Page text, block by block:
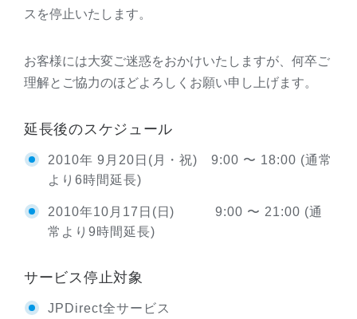
スを停止いたします。
お客様には大変ご迷惑をおかけいたしますが、何卒ご
理解とご協力のほどよろしくお願い申し上げます。
延長後のスケジュール
2010年 9月20日(月・祝) 9:00 〜 18:00 (通常
より6時間延長)
2010年10月17日(日) 9:00 〜 21:00 (通
常より9時間延長)
サービス停止対象
JPDirect全サービス